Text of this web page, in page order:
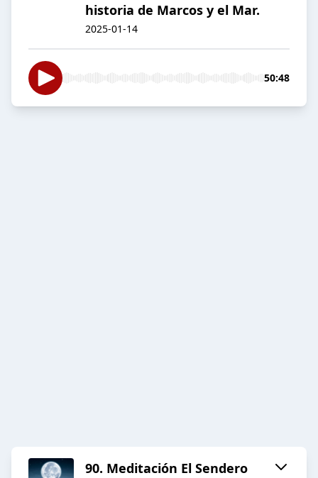
historia de Marcos y el Mar.
2025-01-14
50:48
90. Meditación El Sendero